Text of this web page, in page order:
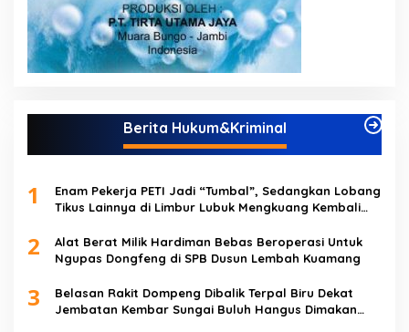
Berita Hukum&Kriminal
1
Enam Pekerja PETI Jadi “Tumbal”, Sedangkan Lobang
Tikus Lainnya di Limbur Lubuk Mengkuang Kembali
2
Alat Berat Milik Hardiman Bebas Beroperasi Untuk
Ngupas Dongfeng di SPB Dusun Lembah Kuamang
3
Belasan Rakit Dompeng Dibalik Terpal Biru Dekat
Jembatan Kembar Sungai Buluh Hangus Dimakan